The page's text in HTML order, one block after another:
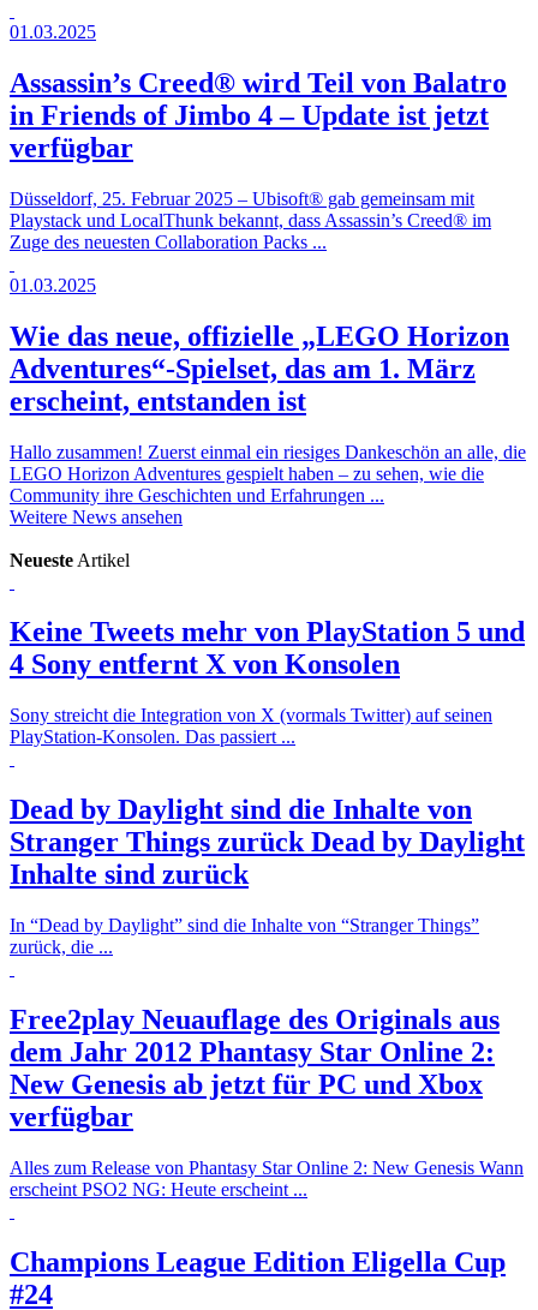
01.03.2025
Assassin’s Creed® wird Teil von Balatro
in Friends of Jimbo 4 – Update ist jetzt
verfügbar
Düsseldorf, 25. Februar 2025 – Ubisoft® gab gemeinsam mit
Playstack und LocalThunk bekannt, dass Assassin’s Creed® im
Zuge des neuesten Collaboration Packs ...
01.03.2025
Wie das neue, offizielle „LEGO Horizon
Adventures“-Spielset, das am 1. März
erscheint, entstanden ist
Hallo zusammen! Zuerst einmal ein riesiges Dankeschön an alle, die
LEGO Horizon Adventures gespielt haben – zu sehen, wie die
Community ihre Geschichten und Erfahrungen ...
Weitere News ansehen
Neueste Artikel
Keine Tweets mehr von PlayStation 5 und
4 Sony entfernt X von Konsolen
Sony streicht die Integration von X (vormals Twitter) auf seinen
PlayStation-Konsolen. Das passiert ...
Dead by Daylight sind die Inhalte von
Stranger Things zurückDead by Daylight
Inhalte sind zurück
In “Dead by Daylight” sind die Inhalte von “Stranger Things”
zurück, die ...
Free2play Neuauflage des Originals aus
dem Jahr 2012 Phantasy Star Online 2:
New Genesis ab jetzt für PC und Xbox
verfügbar
Alles zum Release von Phantasy Star Online 2: New Genesis Wann
erscheint PSO2 NG: Heute erscheint ...
Champions League Edition Eligella Cup
#24